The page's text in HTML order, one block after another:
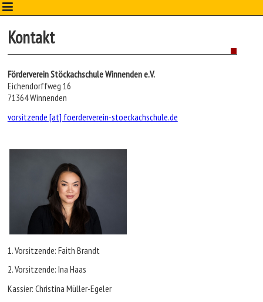
Direkt zum Inhalt
Kontakt
Förderverein Stöckachschule Winnenden e.V.
Eichendorffweg 16
71364 Winnenden
vorsitzende [at] foerderverein-stoeckachschule.de
1. Vorsitzende: Faith Brandt
2. Vorsitzende: Ina Haas
Kassier: Christina Müller-Egeler